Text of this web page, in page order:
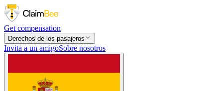
Get compensation
Derechos de los pasajeros
Invita a un amigoSobre nosotros